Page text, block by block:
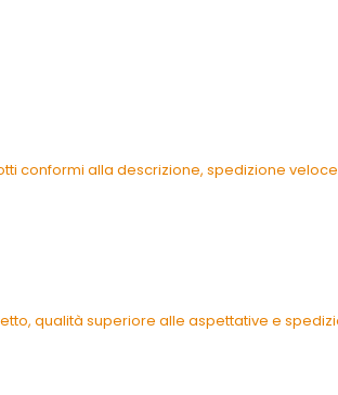
conformi alla descrizione, spedizione
qualità superiore alle aspettative e